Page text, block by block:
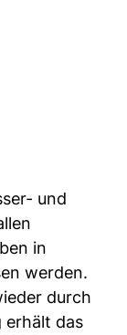
und
in
werden.
durch
erhält das